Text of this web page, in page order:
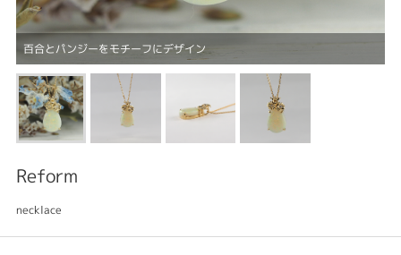
百合とパンジーをモチーフにデザイン
Reform
necklace